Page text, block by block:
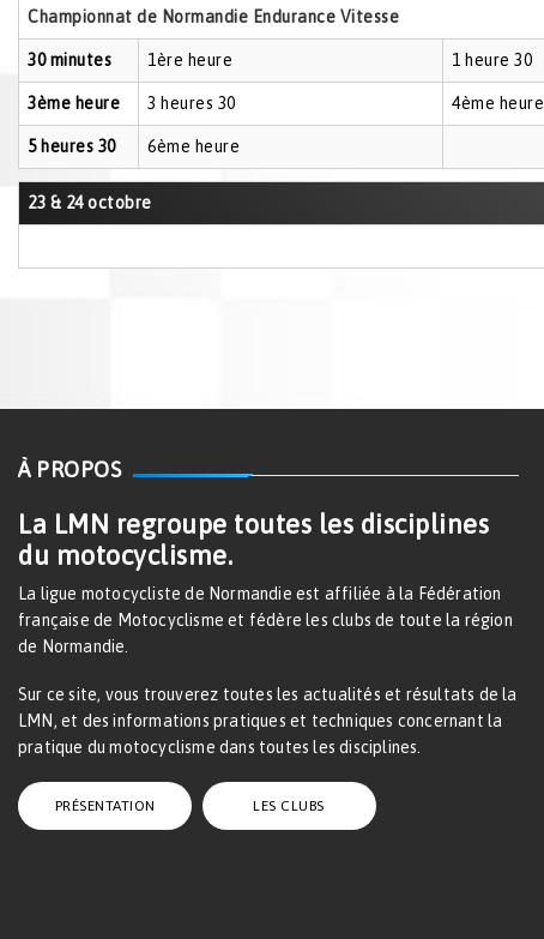
Championnat de Normandie Endurance Vitesse
30 minutes 1ère heure 1 heure 30
3ème heure 3 heures 30 4ème heure
5 heures 30 6ème heure
23 & 24 octobre
À PROPOS
La LMN regroupe toutes les disciplines
du motocyclisme.
La ligue motocycliste de Normandie est affiliée à la Fédération
française de Motocyclisme et fédère les clubs de toute la région
de Normandie.
Sur ce site, vous trouverez toutes les actualités et résultats de la
LMN, et des informations pratiques et techniques concernant la
pratique du motocyclisme dans toutes les disciplines.
PRÉSENTATION LES CLUBS